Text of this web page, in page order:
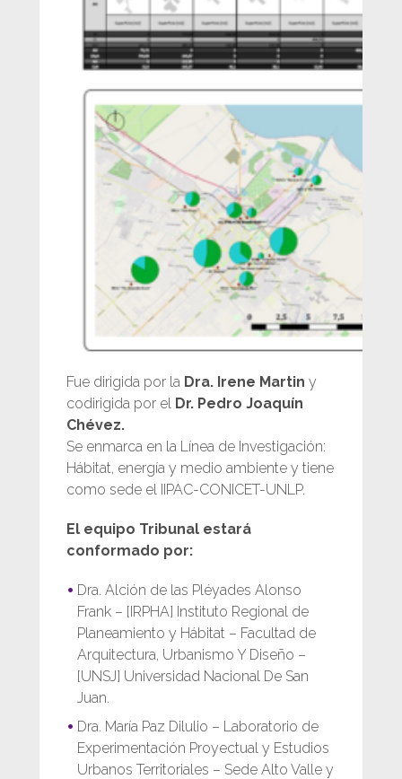
Fue dirigida por la Dra. Irene Martin y
codirigida por el Dr. Pedro Joaquín
Chévez.
Se enmarca en la Línea de Investigación:
Hábitat, energía y medio ambiente y tiene
como sede el IIPAC-CONICET-UNLP.
El equipo Tribunal estará
conformado por:
Dra. Alción de las Pléyades Alonso
Frank – [IRPHA] Instituto Regional de
Planeamiento y Hábitat – Facultad de
Arquitectura, Urbanismo Y Diseño –
[UNSJ] Universidad Nacional De San
Juan.
Dra. María Paz Dilulio – Laboratorio de
Experimentación Proyectual y Estudios
Urbanos Territoriales – Sede Alto Valle y